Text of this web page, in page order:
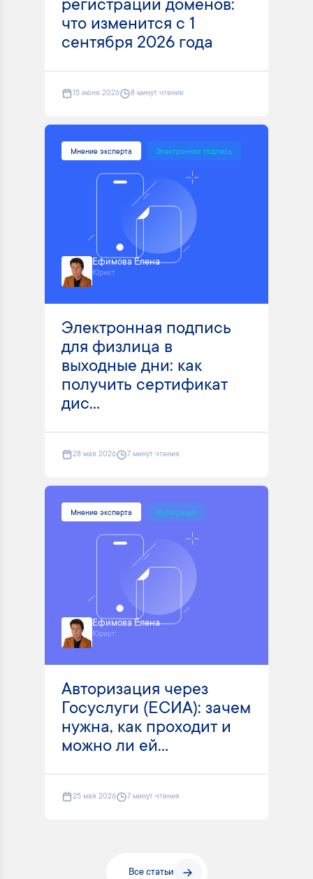
регистрации доменов:
что изменится с 1
сентября 2026 года
15 июня 2026 8 минут чтения
Мнение эксперта Электронная подпись
Ефимова Елена
Юрист
Электронная подпись
для физлица в
выходные дни: как
получить сертификат
дис...
28 мая 2026 7 минут чтения
Мнение эксперта Интеграция
Ефимова Елена
Юрист
Авторизация через
Госуслуги (ЕСИА): зачем
нужна, как проходит и
можно ли ей...
25 мая 2026 7 минут чтения
Все статьи